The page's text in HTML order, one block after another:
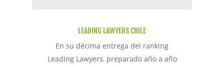
LEADING LAWYERS CHILE
En su décima entrega del ranking
Leading Lawyers, preparado año a año